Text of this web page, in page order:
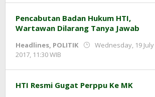
Pencabutan Badan Hukum HTI,
Wartawan Dilarang Tanya Jawab
Headlines, POLITIK
Wednesday, 19 July
2017, 11:30 WIB
HTI Resmi Gugat Perppu Ke MK